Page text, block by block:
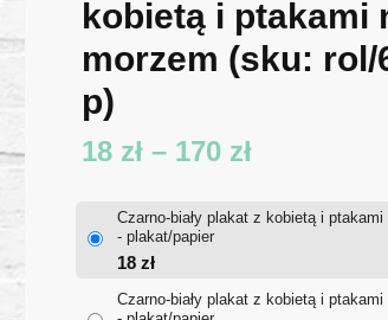
kobietą i ptakami
morzem (sku: rol/
p)
18 zł – 170 złZakres
18 zł
Czarno-biały plakat z kobietą i
- plakat/papier
18 zł
Czarno-biały plakat z kobietą i